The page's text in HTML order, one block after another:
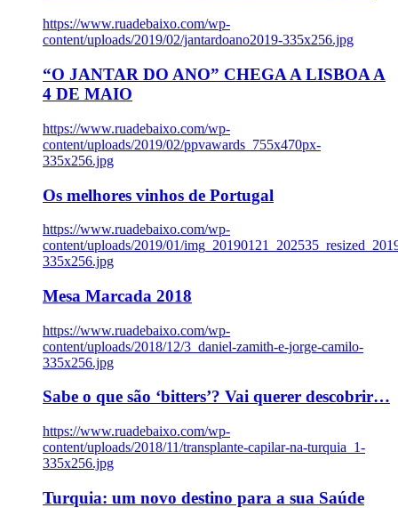
https://www.ruadebaixo.com/wp-
content/uploads/2019/02/jantardoano2019-335x256.jpg
“O JANTAR DO ANO” CHEGA A LISBOA A
4 DE MAIO
https://www.ruadebaixo.com/wp-
content/uploads/2019/02/ppvawards_755x470px-
335x256.jpg
Os melhores vinhos de Portugal
https://www.ruadebaixo.com/wp-
content/uploads/2019/01/
335x256.jpg
Mesa Marcada 2018
https://www.ruadebaixo.com/wp-
content/uploads/2018/12/3_daniel-zamith-e-jorge-camilo-
335x256.jpg
Sabe o que são ‘bitters’? Vai querer descobrir…
https://www.ruadebaixo.com/wp-
content/uploads/2018/11/transplante-capilar-na-turquia_1-
335x256.jpg
Turquia: um novo destino para a sua Saúde